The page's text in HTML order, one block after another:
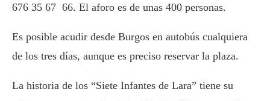
676 35 67 66. El aforo es de unas 400 personas.
Es posible acudir desde Burgos en autobús cualquiera
de los tres días, aunque es preciso reservar la plaza.
La historia de los “Siete Infantes de Lara” tiene su